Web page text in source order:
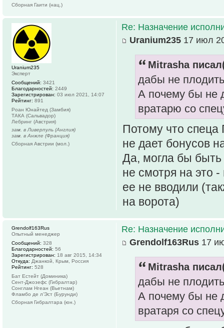
Сборная Гаити (нац.)
Re: Назначение
Uranium235 17 июл
Mitrasha
дабы не
А почему бы не
вратарю со
Потому что спеца
не дает бонусов
Да, могла бы
не смотря на это
ее не вводили
на ворота)
Uranium235
Эксперт
Сообщений: 3421
Благодарностей: 2449
Зарегистрирован: 03 июл 2021, 14:07
Рейтинг: 891
Роан Юнайтед (Замбия)
ТАКА (Сальвадор)
Лебринг (Австрия)
зам. в Ливерпуль (Англия)
зам. в Анжле (Франция)
Сборная Австрии (мол.)
Re: Назначение
Grendolf163Rus 17
Mitrasha
дабы не
А почему бы не
вратаря со
Grendolf163Rus
Опытный менеджер
Сообщений: 328
Благодарностей: 56
Зарегистрирован: 18 авг 2015, 14:34
Откуда: Джанкой, Крым, Россия
Рейтинг: 528
Бат Естейт (Доминика)
Сент-Джозефс (Гибралтар)
Сонглам Нгеан (Вьетнам)
Фламбо де л’Эст (Бурунди)
Сборная Гибралтара (юн.)